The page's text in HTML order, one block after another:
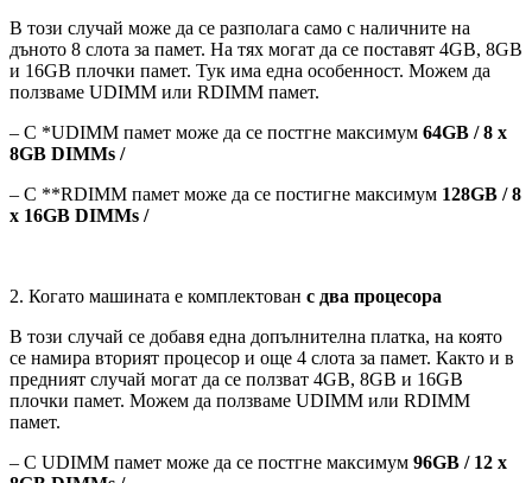
В този случай може да се разполага само с наличните на
дъното 8 слота за памет. На тях могат да се поставят 4GB, 8GB
и 16GB плочки памет. Тук има една особенност. Можем да
ползваме UDIMM или RDIMM памет.
– С *UDIMM памет може да се постгне максимум 64GB / 8 x
8GB DIMMs /
– С **RDIMM памет може да се постигне максимум 128GB / 8
x 16GB DIMMs /
2. Когато машината е комплектован с два процесора
В този случай се добавя една допълнителна платка, на която
се намира вторият процесор и още 4 слота за памет. Както и в
предният случай могат да се ползват 4GB, 8GB и 16GB
плочки памет. Можем да ползваме UDIMM или RDIMM
памет.
– С UDIMM памет може да се постгне максимум 96GB / 12 x